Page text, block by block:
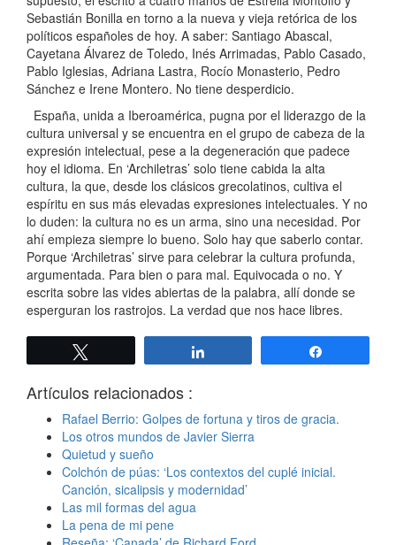
Sebastián Bonilla en torno a la nueva y vieja retórica de los
políticos españoles de hoy. A saber: Santiago Abascal,
Cayetana Álvarez de Toledo, Inés Arrimadas, Pablo Casado,
Pablo Iglesias, Adriana Lastra, Rocío Monasterio, Pedro
Sánchez e Irene Montero. No tiene desperdicio.
España, unida a Iberoamérica, pugna por el liderazgo de la
cultura universal y se encuentra en el grupo de cabeza de la
expresión intelectual, pese a la degeneración que padece
hoy el idioma. En ‘Archiletras’ solo tiene cabida la alta
cultura, la que, desde los clásicos grecolatinos, cultiva el
espíritu en sus más elevadas expresiones intelectuales. Y no
lo duden: la cultura no es un arma, sino una necesidad. Por
ahí empieza siempre lo bueno. Solo hay que saberlo contar.
Porque ‘Archiletras’ sirve para celebrar la cultura profunda,
argumentada. Para bien o para mal. Equivocada o no. Y
escrita sobre las vides abiertas de la palabra, allí donde se
esperguran los rastrojos. La verdad que nos hace libres.
Artículos relacionados :
Rafael Berrio: Golpes de fortuna y tiros de gracia.
Los otros mundos de Javier Sierra
Quietud y sueño
Colchón de púas: ‘Los contextos del cuplé inicial.
Canción, sicalipsis y modernidad’
Las mil formas del agua
La pena de mi pene